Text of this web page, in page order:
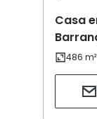
Casa